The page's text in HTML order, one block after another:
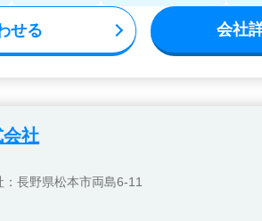
せる 会社
社
：長野県松本市両島6-11